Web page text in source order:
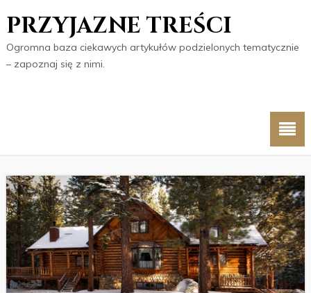
PRZYJAZNE TREŚCI
Ogromna baza ciekawych artykułów podzielonych tematycznie
– zapoznaj się z nimi.